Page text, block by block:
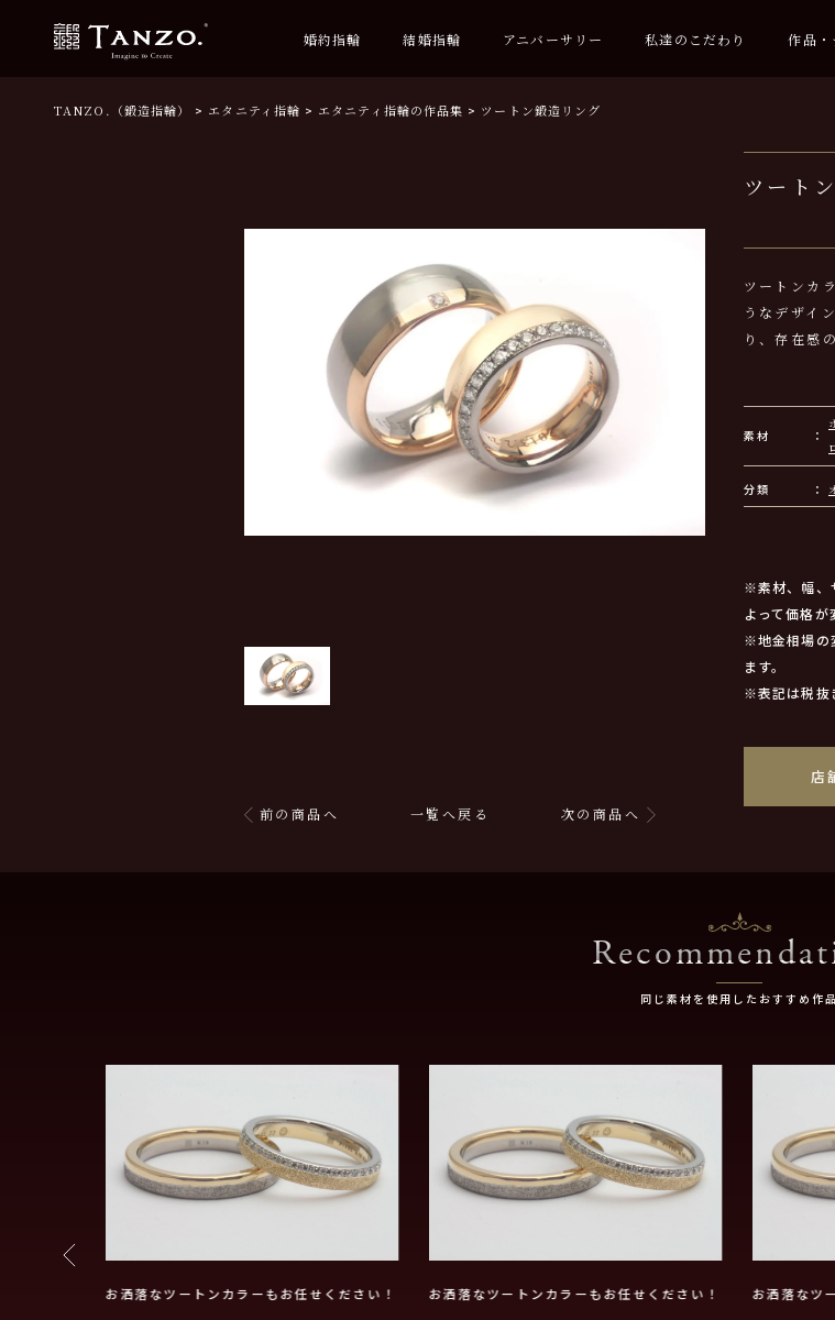
婚約指輪 結婚指輪 アニバーサリー 私達のこだわり 作品・
TANZO.（鍛造指輪） エタニティ指輪 エタニティ指輪の作品集 ツートン鍛造リング
ツート
ツートンカ
うなデザイ
り、存在感
素材
分類
※素材、幅、
よって価格が
※地金相場の
ます。
※表記は税抜
店
前の商品へ 一覧へ戻る 次の商品へ
同じ素材を使用したおすすめ作品
お洒落なツートンカラーもお任せください！ お洒落なツートンカラーもお任せください！ お洒落なツ